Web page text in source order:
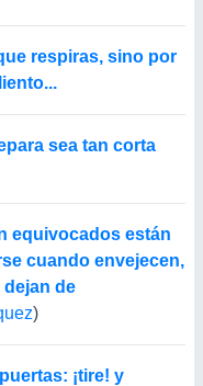
respiras, sino por
sea tan corta
equivocados están
cuando envejecen,
de
)
¡tire! y